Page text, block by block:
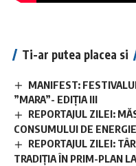
Ti-ar putea placea si
MANIFEST:
”MARA”- EDIȚIA III
REPORTAJUL ZILEI:
CONSUMULUI DE ENERGIE
REPORTAJUL ZILEI:
TRADIȚIA ÎN PRIM-PLAN